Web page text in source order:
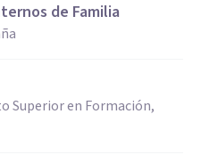
de Familia
Superior en Formación,